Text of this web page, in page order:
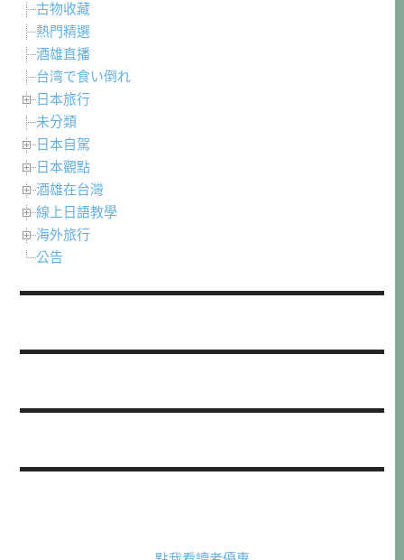
古物收藏
熱門精選
酒雄直播
台湾で食い倒れ
日本旅行
未分類
日本自駕
日本觀點
酒雄在台灣
線上日語教學
海外旅行
公告